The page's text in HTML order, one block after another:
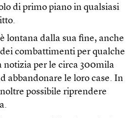
di primo piano in qualsiasi
lontana dalla sua fine, anche
combattimenti per qualche
notizia per le circa 300mila
abbandonare le loro case. In
possibile riprendere